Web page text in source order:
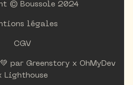
© Boussole 2024
légales
CGV
par Greenstory x OhMyDev
Lighthouse